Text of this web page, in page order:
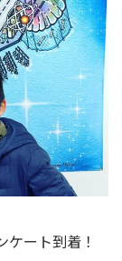
ート到着！